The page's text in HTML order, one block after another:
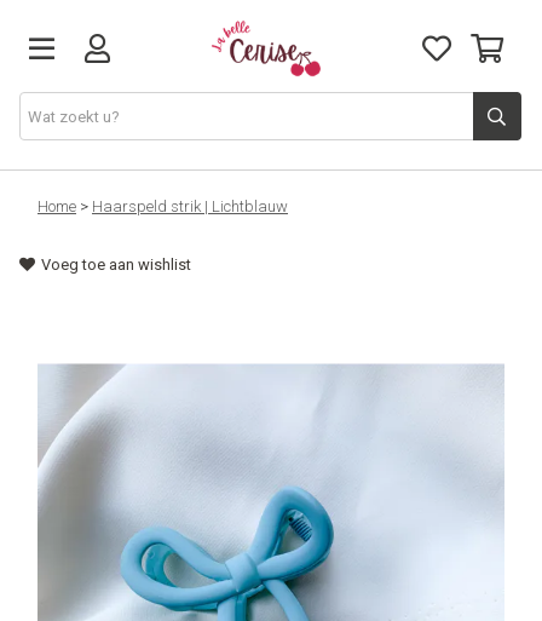
Just arrived
Juwelen & Accessoires
Lifestyle & Gifts
Cadeaubon
Home > Haarspeld strik | Lichtblauw
Voeg toe aan wishlist